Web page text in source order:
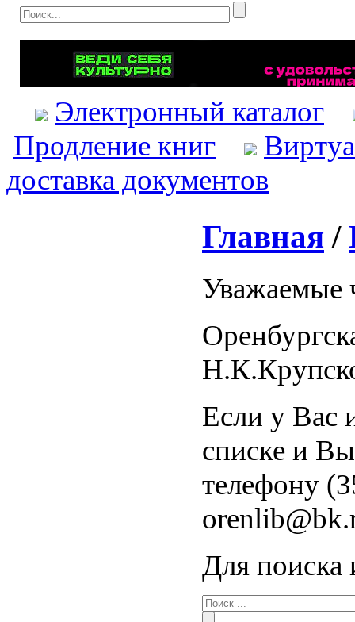
Электронный каталог
Продление книг
доставка документов
Главная /
Уважаемые
Если у Вас
списке и
телефону
Для поиска